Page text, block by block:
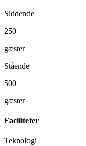
Siddende
250
gæster
Stående
500
gæster
Faciliteter
Teknologi